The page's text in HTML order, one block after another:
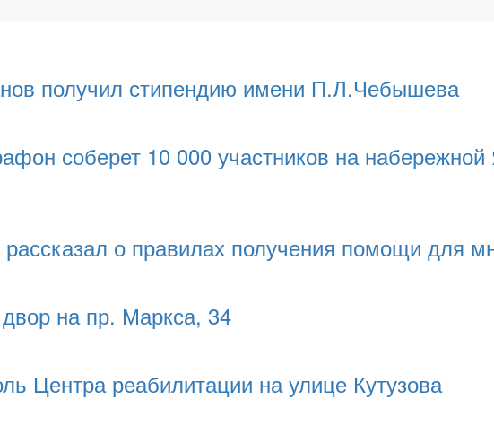
получил стипендию имени П.Л.Чебышева
соберет 10 000 участников на набережной
о правилах получения помощи для
на пр. Маркса, 34
Центра реабилитации на улице Кутузова